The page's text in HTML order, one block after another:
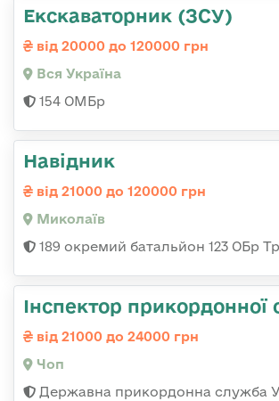
Екскаваторник (ЗСУ)
від 20000 до 120000 грн
Вся Україна
154 ОМБр
Навідник
від 21000 до 120000 грн
Миколаїв
189 окремий батальйон 123 ОБр
Інспектор прикордонної
від 21000 до 24000 грн
Чоп
Державна прикордонна служба